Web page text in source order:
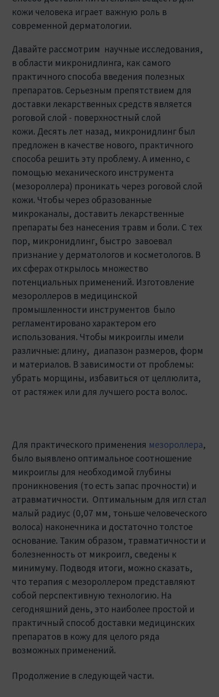
кожи человека играет важную роль в
современной дерматологии.
Давайте рассмотрим научные исследования,
в области микронидлинга, как самого
практичного способа введения полезных
препаратов. Серьезным препятствием для
доставки лекарственных средств является
роговой слой - поверхностный слой
кожи. Десять лет назад, микронидлинг был
предложен в качестве нового, практичного
способа решить эту проблему. А именно, с
помощью механического инструмента
(мезороллера) проникать через роговой слой
кожи. Чтобы через образованные
микроканалы, доставить лекарственные
препараты без нанесения травм и боли. С тех
пор, микронидлинг, быстро завоевал
признание у дерматологов и косметологов. В
их сферах открылось множество
потенциальных применений. Изготовление
мезороллеров в медицинской
промышленности инструментов было
регламентировано характером его
использования. Чтобы микроиглы имели
различные: длину, диапазон размеров, форм
и материалов. В зависимости от проблемы:
убрать морщины, избавиться от целлюлита,
от растяжек или для лучшего роста волос.
Для практического применения мезороллера,
было выявлено оптимальное соотношение
микроиглы для необходимой глубины
проникновения (то есть запас прочности) и
атравматичности. Оптимальным для игл стал
малый радиус (0,07 мм, тоньше человеческого
волоса) наконечника и достаточно толстое
основание. Таким образом, травматичности и
болезненность от микроигл, сведены к
минимуму. Подводя итоги, можно сказать,
что терапия с мезороллером представляют
собой перспективную технологию. На
сегодняшний день, это наиболее простой и
практичный способ доставки медицинских
препаратов в кожу для целого ряда
возможных применений.
Продолжение в следующей части.